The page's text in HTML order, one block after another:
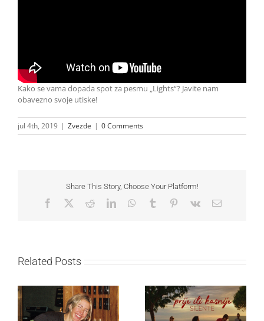
Kako se vama dopada spot za pesmu „Lights“? Javite nam
obavezno svoje utiske!
jul 4th, 2019 | Zvezde | 0 Comments
Share This Story, Choose Your Platform!
Facebook RedditLinkedInWhatsApp
Tumblr Pinterest
Vk Email
Related Posts